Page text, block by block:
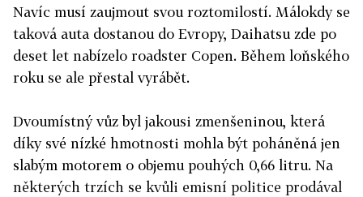
Navíc musí zaujmout svou roztomilostí. Málokdy se
taková auta dostanou do Evropy, Daihatsu zde po
deset let nabízelo roadster Copen. Během loňského
roku se ale přestal vyrábět.
Dvoumístný vůz byl jakousi zmenšeninou, která
díky své nízké hmotnosti mohla být poháněná jen
slabým motorem o objemu pouhých 0,66 litru. Na
některých trzích se kvůli emisní politice prodával